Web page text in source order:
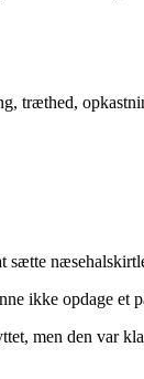
træthed,
ikke opdage et
men den var